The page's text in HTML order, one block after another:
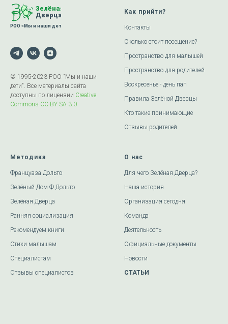
© 1995-2023 РОО "Мы и наши
дети". Все материалы сайта
доступны по лицензии Creative
Commons СС-BY-SA 3.0
Как прийти?
Контакты
Сколько стоит посещение?
Пространство для малышей
Пространство для родителей
Воскресенье - день пап
Правила Зелёной Дверцы
Кто такие принимающие
Отзывы родителей
Методика
Француаза Дольто
Зелёный Дом Ф.Дольто
Зелёная Дверца
Ранняя социализация
Рекомендуем книги
Стихи малышам
Специалистам
Отзывы специалистов
О нас
Для чего Зелёная Дверца?
Наша история
Организация сегодня
Команда
Деятельность
Официальные документы
Новости
СТАТЬИ